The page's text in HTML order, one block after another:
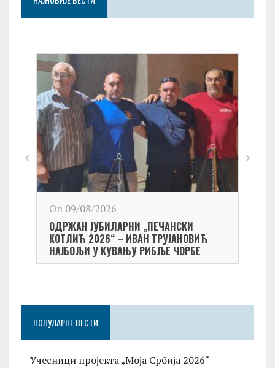
On 09/08/2026
ОДРЖАН ЈУБИЛАРНИ „ПЕЧАНСКИ
КОТЛИЋ 2026“ – ИВАН ТРУЈАНОВИЋ
НАЈБОЉИ У КУВАЊУ РИБЉЕ ЧОРБЕ
ПОПУЛАРНЕ ВЕСТИ
Учесници пројекта „Моја Србија 2026“